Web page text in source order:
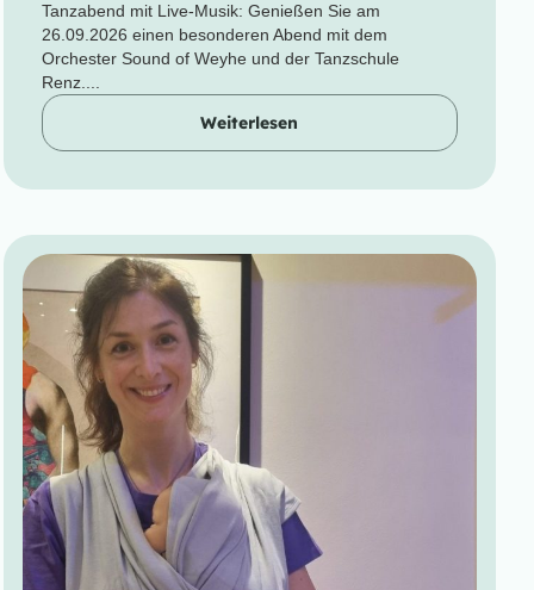
Tanzabend mit Live-Musik: Genießen Sie am
26.09.2026 einen besonderen Abend mit dem
Orchester Sound of Weyhe und der Tanzschule
Renz....
Weiterlesen